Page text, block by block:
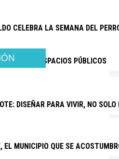
EUROS A JOSÉ MARÍA
CONTRA ESPACIOS PÚBLICOS
Y REFUERZA TAXIS Y
DEL CAMPO DE FÚTBOL DE
CELEBRA LA SEMANA DEL
DISEÑAR PARA VIVIR, NO
EL MUNICIPIO QUE SE